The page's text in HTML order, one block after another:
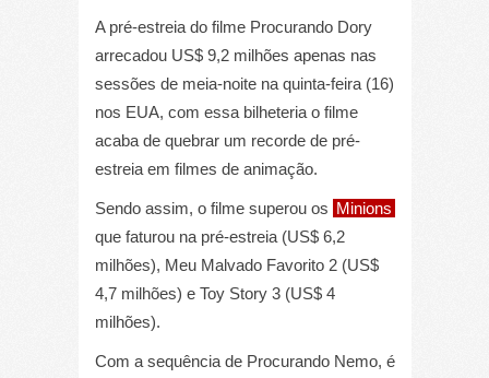
A pré-estreia do filme Procurando Dory
arrecadou US$ 9,2 milhões apenas nas
sessões de meia-noite na quinta-feira (16)
nos EUA, com essa bilheteria o filme
acaba de quebrar um recorde de pré-
estreia em filmes de animação.
Sendo assim, o filme superou os Minions
que faturou na pré-estreia (US$ 6,2
milhões), Meu Malvado Favorito 2 (US$
4,7 milhões) e Toy Story 3 (US$ 4
milhões).
Com a sequência de Procurando Nemo, é